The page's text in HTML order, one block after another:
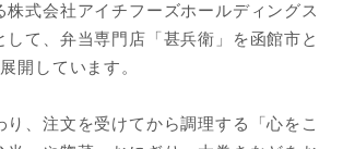
株式会社アイチフーズホールディングス
して、弁当専門店「甚兵衛」を函館市と
開しています。
り、注文を受けてから調理する「心をこ